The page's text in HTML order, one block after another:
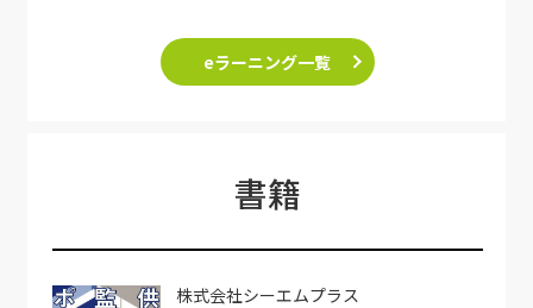
eラーニング一覧
書籍
株式会社シーエムプラス